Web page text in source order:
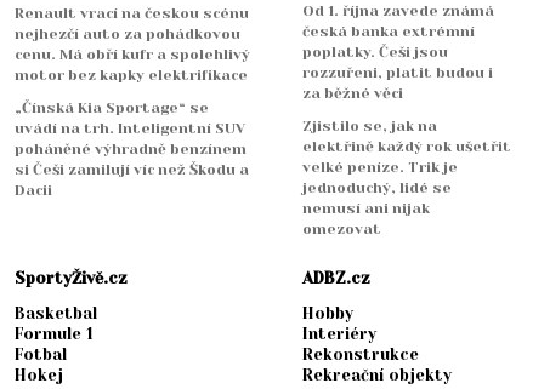
Renault vrací na českou scénu
nejhezčí auto za pohádkovou
cenu. Má obří kufr a spolehlivý
motor bez kapky elektrifikace
„Čínská Kia Sportage“ se
uvádí na trh. Inteligentní SUV
poháněné výhradně benzínem
si Češi zamilují víc než Škodu a
Dacii
Od 1. října zavede známá
česká banka extrémní
poplatky. Češi jsou
rozzuřeni, platit budou i
za běžné věci
Zjistilo se, jak na
elektřině každý rok ušetřit
velké peníze. Trik je
jednoduchý, lidé se
nemusí ani nijak
omezovat
SportyŽivě.cz
Basketbal
Formule 1
Fotbal
Hokej
ADBZ.cz
Hobby
Interiéry
Rekonstrukce
Rekreační objekty